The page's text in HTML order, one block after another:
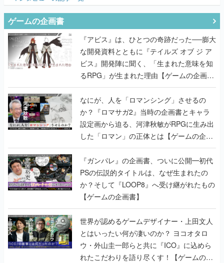
ゲームの企画書
『アビス』は、ひとつの奇跡だった──膨大
な開発資料とともに『テイルズ オブ ジ ア
ビス』開発陣に聞く、「生まれた意味を知
るRPG」が生まれた理由【ゲームの企画
書】
なにが、人を「ロマンシング」させるの
か？『ロマサガ2』当時の企画書とキャラ
設定画から迫る、河津秋敏がRPGに生み出
した「ロマン」の正体とは【ゲームの企画
書】
『ガンパレ』の企画書、ついに公開━初代
PSの伝説的タイトルは、なぜ生まれたの
か？そして『LOOP8』へ受け継がれたもの
【ゲームの企画書】
世界が認めるゲームデザイナー・上田文人
とはいったい何が凄いのか？ ヨコオタロ
ウ・外山圭一郎らと共に『ICO』に込めら
れたこだわりを語り尽くす！【ゲームの企